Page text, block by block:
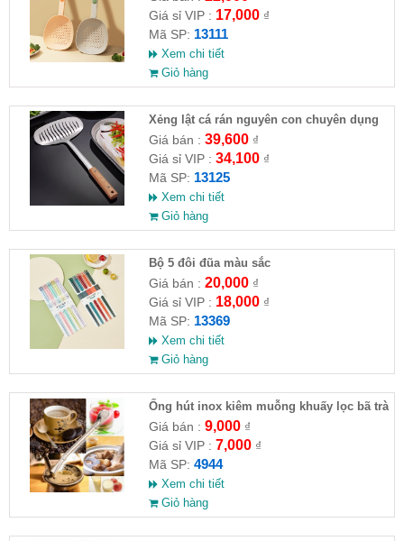
Giá sỉ VIP : 17,000₫
Mã SP: 13111
Xem chi tiết
Giỏ hàng
Xẻng lật cá rán nguyên con chuyên dụng
nhà bếp( HĐ )
Giá bán : 39,600₫
Giá sỉ VIP : 34,100₫
Mã SP: 13125
Xem chi tiết
Giỏ hàng
Bộ 5 đôi đũa màu sắc
Giá bán : 20,000₫
Giá sỉ VIP : 18,000₫
Mã SP: 13369
Xem chi tiết
Giỏ hàng
Ống hút inox kiêm muỗng khuấy lọc bã trà
Giá bán : 9,000₫
Giá sỉ VIP : 7,000₫
Mã SP: 4944
Xem chi tiết
Giỏ hàng